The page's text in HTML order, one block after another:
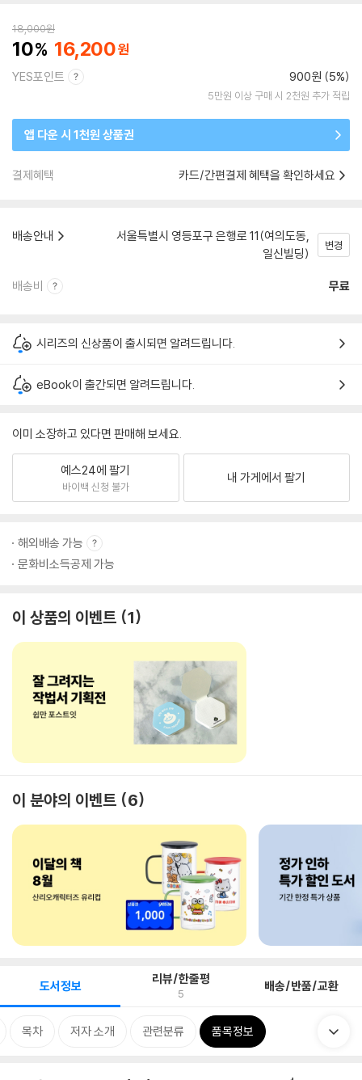
18,000원
10 16,200
YES포인트 900원 (5%)
5만원 이상 구매 시 2천원 추가 적립
앱 다운 시 1천원 상품권
결제혜택 카드/간편결제 혜택을 확인하세요
배송안내
서울특별시 영등포구 은행로 11(여의도동,
일신빌딩)
변경
배송비 무료
시리즈의 신상품이 출시되면 알려드립니다.
eBook이 출간되면 알려드립니다.
이미 소장하고 있다면 판매해 보세요.
예스24에 팔기
바이백 신청 불가
내 가게에서 팔기
해외배송 가능
문화비소득공제 가능
이 상품의 이벤트 1
이 분야의 이벤트 6
도서정보 리뷰/한줄평
5 배송/반품/교환
목차 저자 소개 관련분류 품목정보